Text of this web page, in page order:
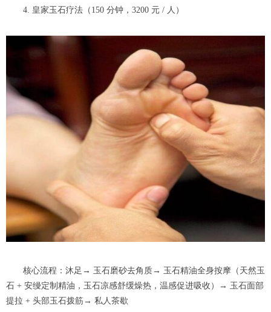
4. 皇家玉石疗法（150 分钟，3200 元 / 人）
核心流程：沐足→ 玉石磨砂去角质→ 玉石精油全身按摩（天然玉
石 + 安缦定制精油，玉石凉感舒缓燥热，温感促进吸收）→ 玉石面部
提拉 + 头部玉石拨筋→ 私人茶歇